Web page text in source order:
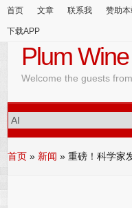
首页 文章 联系我 赞助
下载APP
Plum
Welcome the guests
首页 » 新闻 »重磅！科学家